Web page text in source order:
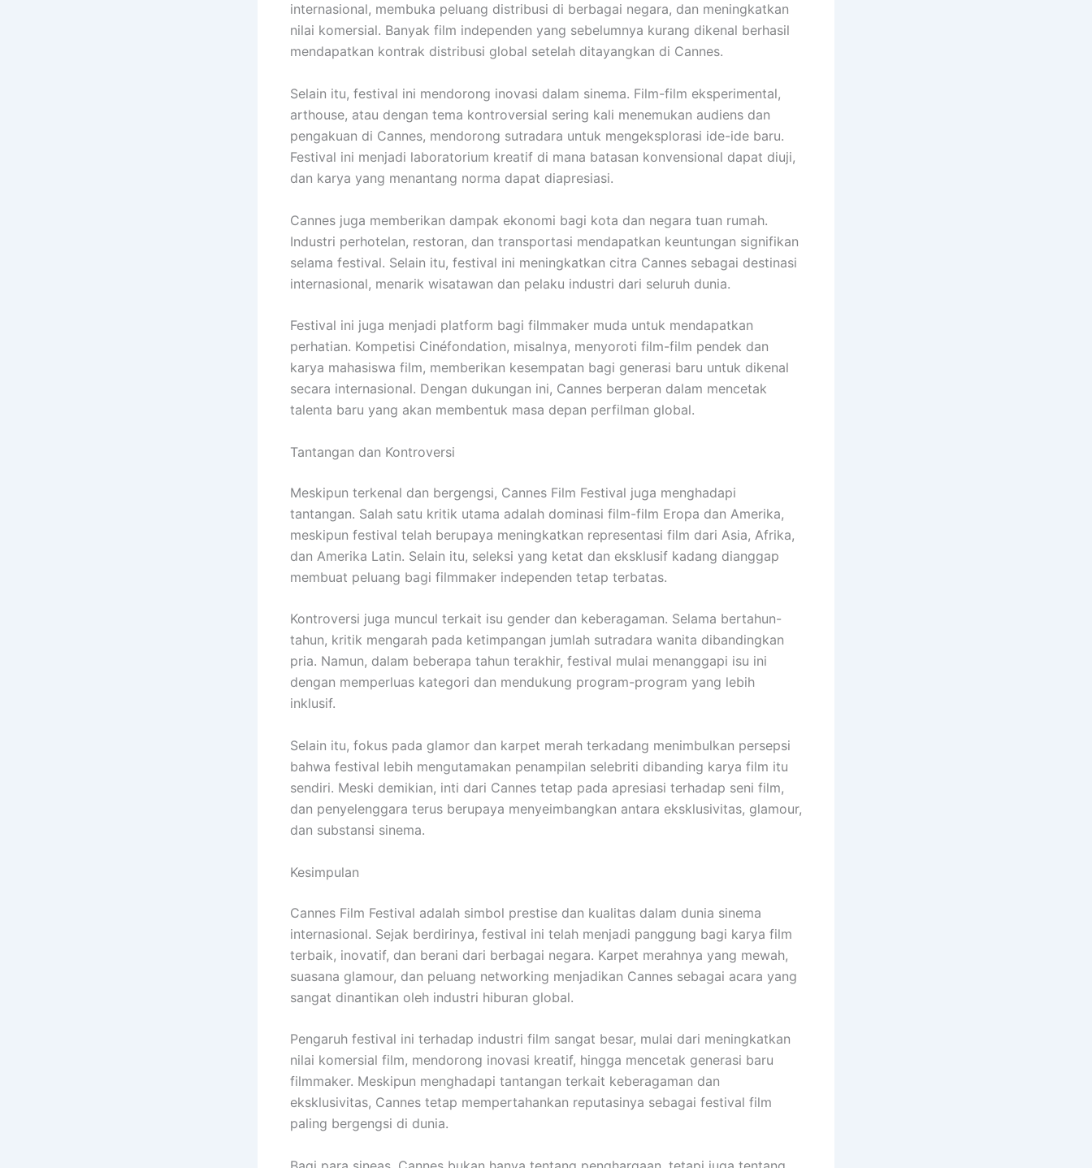
internasional, membuka peluang distribusi di berbagai negara, dan meningkatkan
nilai komersial. Banyak film independen yang sebelumnya kurang dikenal berhasil
mendapatkan kontrak distribusi global setelah ditayangkan di Cannes.
Selain itu, festival ini mendorong inovasi dalam sinema. Film-film eksperimental,
arthouse, atau dengan tema kontroversial sering kali menemukan audiens dan
pengakuan di Cannes, mendorong sutradara untuk mengeksplorasi ide-ide baru.
Festival ini menjadi laboratorium kreatif di mana batasan konvensional dapat diuji,
dan karya yang menantang norma dapat diapresiasi.
Cannes juga memberikan dampak ekonomi bagi kota dan negara tuan rumah.
Industri perhotelan, restoran, dan transportasi mendapatkan keuntungan signifikan
selama festival. Selain itu, festival ini meningkatkan citra Cannes sebagai destinasi
internasional, menarik wisatawan dan pelaku industri dari seluruh dunia.
Festival ini juga menjadi platform bagi filmmaker muda untuk mendapatkan
perhatian. Kompetisi Cinéfondation, misalnya, menyoroti film-film pendek dan
karya mahasiswa film, memberikan kesempatan bagi generasi baru untuk dikenal
secara internasional. Dengan dukungan ini, Cannes berperan dalam mencetak
talenta baru yang akan membentuk masa depan perfilman global.
Tantangan dan Kontroversi
Meskipun terkenal dan bergengsi, Cannes Film Festival juga menghadapi
tantangan. Salah satu kritik utama adalah dominasi film-film Eropa dan Amerika,
meskipun festival telah berupaya meningkatkan representasi film dari Asia, Afrika,
dan Amerika Latin. Selain itu, seleksi yang ketat dan eksklusif kadang dianggap
membuat peluang bagi filmmaker independen tetap terbatas.
Kontroversi juga muncul terkait isu gender dan keberagaman. Selama bertahun-
tahun, kritik mengarah pada ketimpangan jumlah sutradara wanita dibandingkan
pria. Namun, dalam beberapa tahun terakhir, festival mulai menanggapi isu ini
dengan memperluas kategori dan mendukung program-program yang lebih
inklusif.
Selain itu, fokus pada glamor dan karpet merah terkadang menimbulkan persepsi
bahwa festival lebih mengutamakan penampilan selebriti dibanding karya film itu
sendiri. Meski demikian, inti dari Cannes tetap pada apresiasi terhadap seni film,
dan penyelenggara terus berupaya menyeimbangkan antara eksklusivitas, glamour,
dan substansi sinema.
Kesimpulan
Cannes Film Festival adalah simbol prestise dan kualitas dalam dunia sinema
internasional. Sejak berdirinya, festival ini telah menjadi panggung bagi karya film
terbaik, inovatif, dan berani dari berbagai negara. Karpet merahnya yang mewah,
suasana glamour, dan peluang networking menjadikan Cannes sebagai acara yang
sangat dinantikan oleh industri hiburan global.
Pengaruh festival ini terhadap industri film sangat besar, mulai dari meningkatkan
nilai komersial film, mendorong inovasi kreatif, hingga mencetak generasi baru
filmmaker. Meskipun menghadapi tantangan terkait keberagaman dan
eksklusivitas, Cannes tetap mempertahankan reputasinya sebagai festival film
paling bergengsi di dunia.